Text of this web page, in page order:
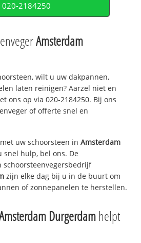
020-2184250
Amsterdam
wilt u uw dakpannen,
laten reinigen? Aarzel niet en
ons op via 020-2184250. Bij ons
of offerte snel en
uw schoorsteen inAmsterdam
snel hulp, bel ons. De
schoorsteenvegersbedrijf
zijn elke dag bij u in de buurt om
of zonnepanelen te herstellen.
Durgerdamhelpt